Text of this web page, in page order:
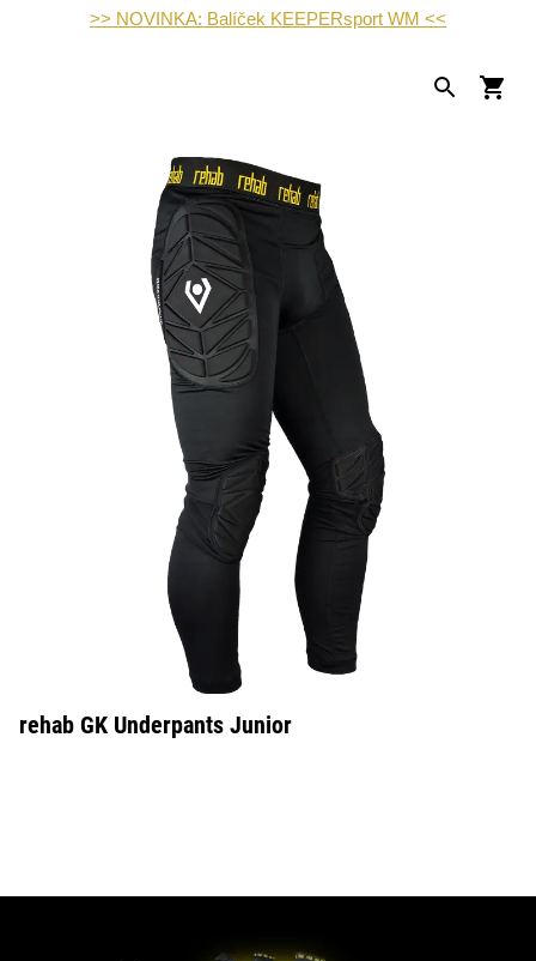
>> NOVINKA: Balíček KEEPERsport WM <<
rehab GK Underpants Junior